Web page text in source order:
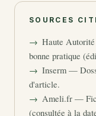
SOURCES
Haute
bonne pratique
Inserm —
d'article.
Ameli.fr —
(consultée à la